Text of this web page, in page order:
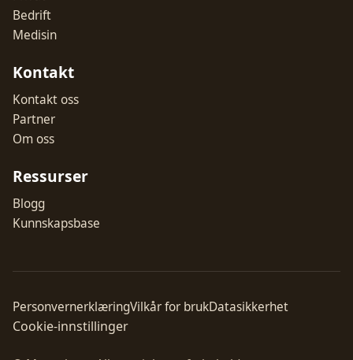
Bedrift
Medisin
Kontakt
Kontakt oss
Partner
Om oss
Ressurser
Blogg
Kunnskapsbase
PersonvernerklæringVilkår for brukDatasikkerhet
Cookie-innstillinger